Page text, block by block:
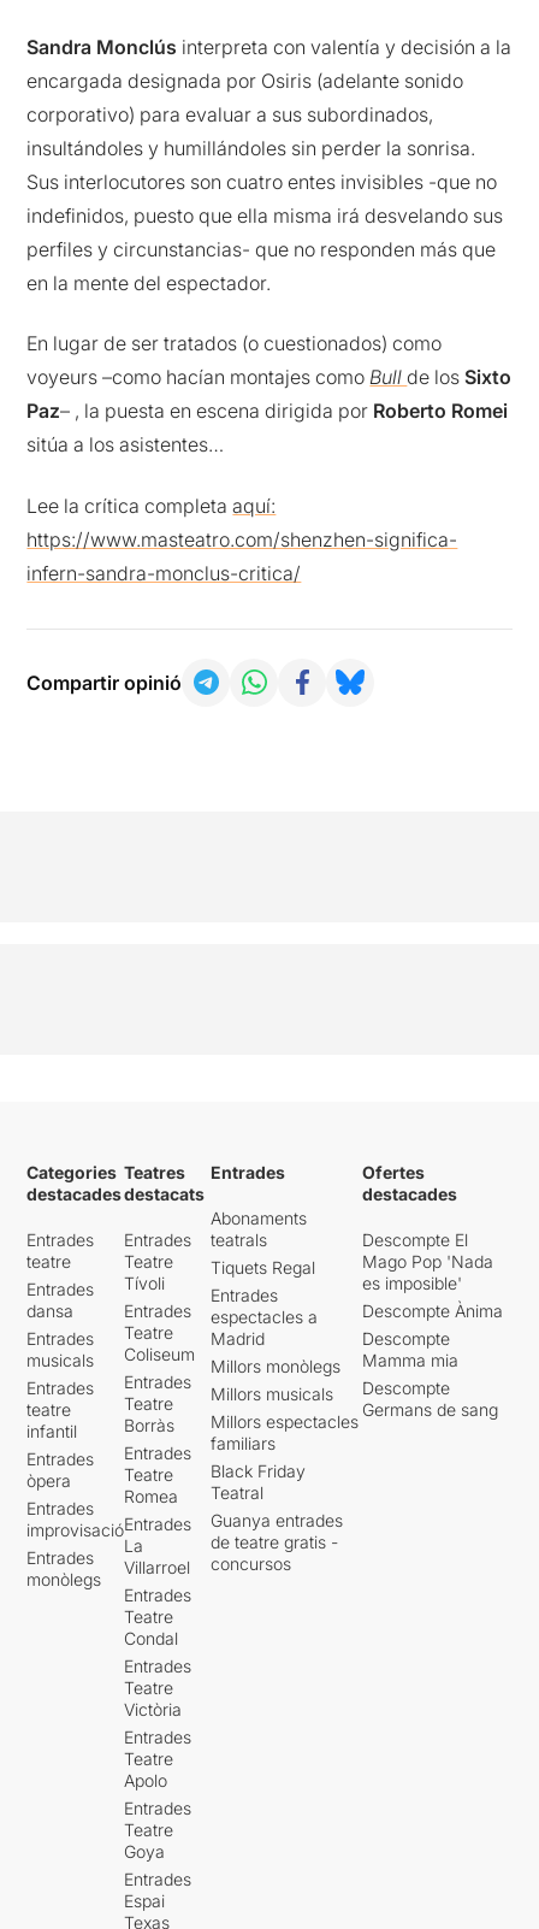
Sandra Monclús interpreta con valentía y decisión a la
encargada designada por Osiris (adelante sonido
corporativo) para evaluar a sus subordinados,
insultándoles y humillándoles sin perder la sonrisa.
Sus interlocutores son cuatro entes invisibles -que no
indefinidos, puesto que ella misma irá desvelando sus
perfiles y circunstancias- que no responden más que
en la mente del espectador.
En lugar de ser tratados (o cuestionados) como
voyeurs –como hacían montajes comoBullde losSixto
Paz– , la puesta en escena dirigida por Roberto Romei
sitúa a los asistentes…
Lee la crítica completaaquí:
https://www.masteatro.com/shenzhen-significa-
infern-sandra-monclus-critica/
Compartir opinió
Categories
destacades
Entrades
teatre
Entrades
dansa
Entrades
musicals
Entrades
teatre
infantil
Entrades
òpera
Entrades
improvisació
Entrades
monòlegs
Teatres
destacats
Entrades
Teatre
Tívoli
Entrades
Teatre
Coliseum
Entrades
Teatre
Borràs
Entrades
Teatre
Romea
Entrades
La
Villarroel
Entrades
Teatre
Condal
Entrades
Teatre
Victòria
Entrades
Teatre
Apolo
Entrades
Teatre
Goya
Entrades
Espai
Texas
Entrades
Abonaments
teatrals
Tiquets Regal
Entrades
espectacles a
Madrid
Millors monòlegs
Millors musicals
Millors espectacles
familiars
Black Friday
Teatral
Guanya entrades
de teatre gratis -
concursos
Ofertes
destacades
Descompte El
Mago Pop 'Nada
es imposible'
Descompte Ànima
Descompte
Mamma mia
Descompte
Germans de sang